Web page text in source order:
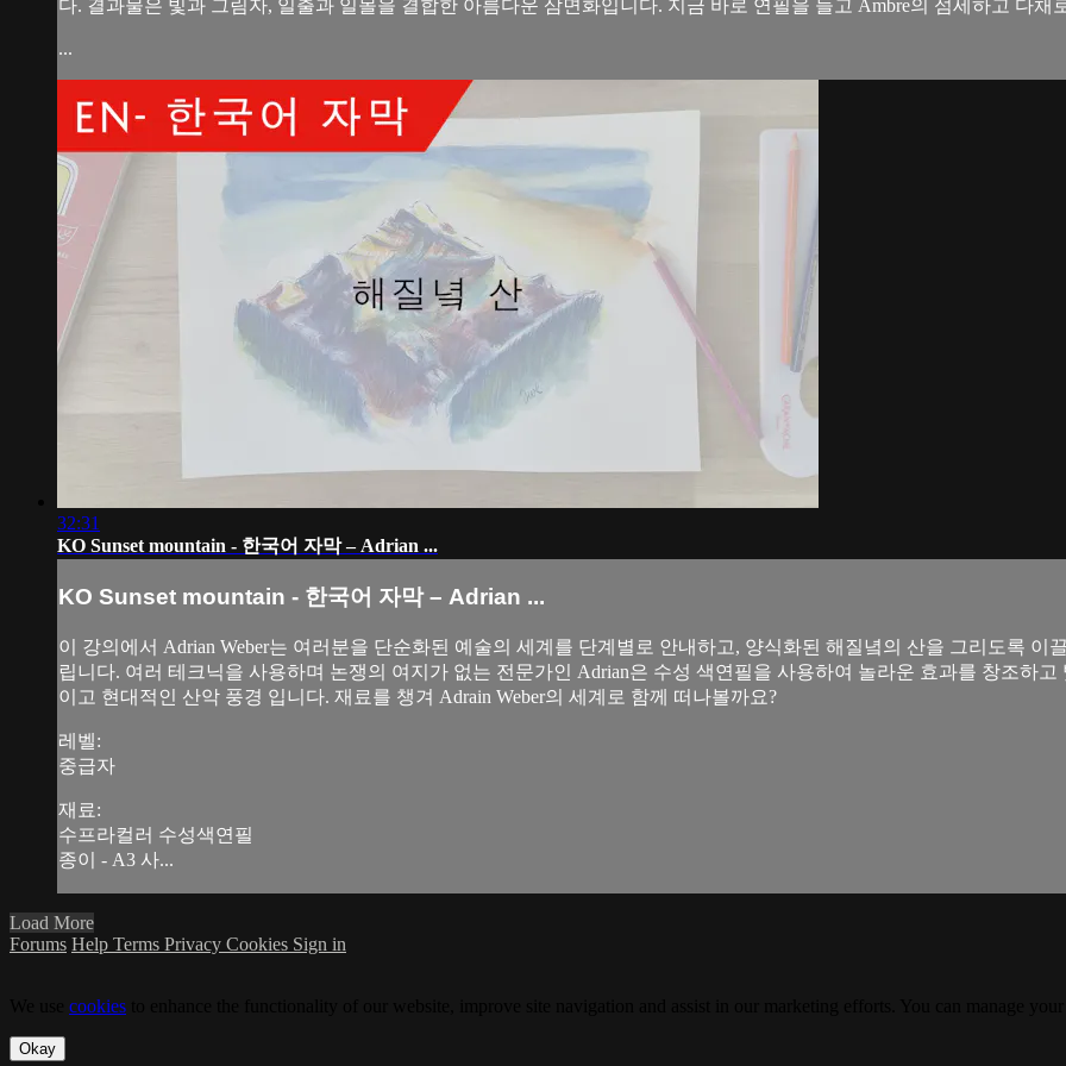
다. 결과물은 빛과 그림자, 일출과 일몰을 결합한 아름다운 삼면화입니다. 지금 바로 연필을 들고 Ambre의 섬세하고 다채
...
32:31
KO Sunset mountain - 한국어 자막 – Adrian ...
KO Sunset mountain - 한국어 자막 – Adrian ...
이 강의에서 Adrian Weber는 여러분을 단순화된 예술의 세계를 단계별로 안내하고, 양식화된 해질녘의 산을 그리도록
립니다. 여러 테크닉을 사용하며 논쟁의 여지가 없는 전문가인 Adrian은 수성 색연필을 사용하여 놀라운 효과를 창조하
이고 현대적인 산악 풍경 입니다. 재료를 챙겨 Adrain Weber의 세계로 함께 떠나볼까요?
레벨:
중급자
재료:
수프라컬러 수성색연필
종이 - A3 사...
Load More
Forums Help Terms Privacy Cookies Sign in
cookies
Okay